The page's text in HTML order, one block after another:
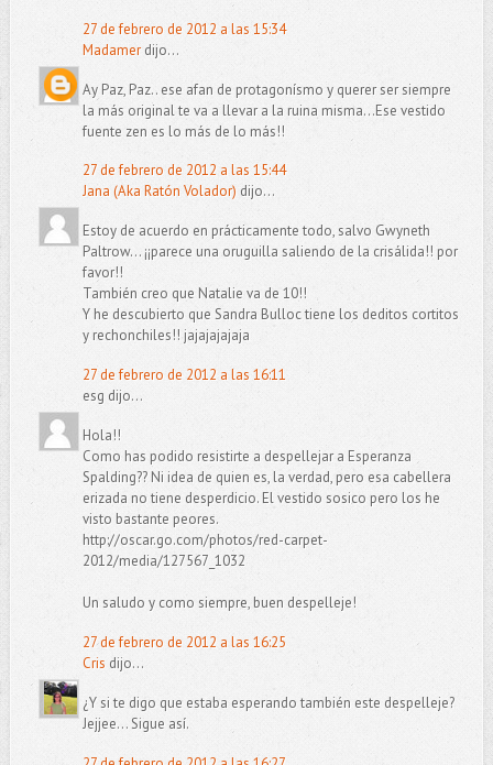
27 de febrero de 2012 a las 15:34
Madamerdijo...
Ay Paz, Paz.. ese afan de protagonísmo y querer ser siempre
la más original te va a llevar a la ruina misma...Ese vestido
fuente zen es lo más de lo más!!
27 de febrero de 2012 a las 15:44
Jana (Aka Ratón Volador) dijo...
Estoy de acuerdo en prácticamente todo, salvo Gwyneth
Paltrow... ¡¡parece una oruguilla saliendo de la crisálida!! por
favor!!
También creo que Natalie va de 10!!
Y he descubierto que Sandra Bulloc tiene los deditos cortitos
y rechonchiles!! jajajajajaja
27 de febrero de 2012 a las 16:11
esg dijo...
Hola!!
Como has podido resistirte a despellejar a Esperanza
Spalding?? Ni idea de quien es, la verdad, pero esa cabellera
erizada no tiene desperdicio. El vestido sosico pero los he
visto bastante peores.
http://oscar.go.com/photos/red-carpet-
2012/media/127567_1032
Un saludo y como siempre, buen despelleje!
27 de febrero de 2012 a las 16:25
Cris dijo...
¿Y si te digo que estaba esperando también este despelleje?
Jejjee... Sigue así.